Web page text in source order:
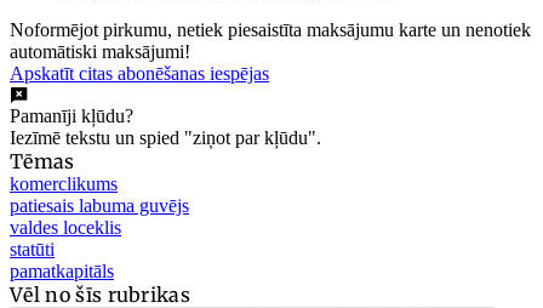
Noformējot pirkumu, netiek piesaistīta maksājumu karte un nenotiek
automātiski maksājumi!
Apskatīt citas abonēšanas iespējas
Pamanīji kļūdu?
Iezīmē tekstu un spied "ziņot par kļūdu".
Tēmas
komerclikums
patiesais labuma guvējs
valdes loceklis
statūti
pamatkapitāls
Vēl no šīs rubrikas